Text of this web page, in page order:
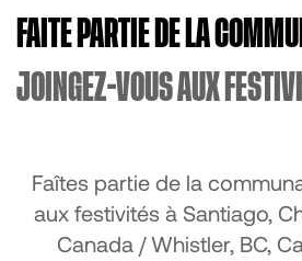
FAITE PARTIE DE LA
JOINGEZ-VOUS AUX
Faîtes partie de la
aux festivités à Santiago,
Canada / Whistler, BC,